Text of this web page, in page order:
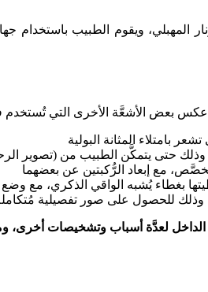
المهبلي، ويقوم الطبيب